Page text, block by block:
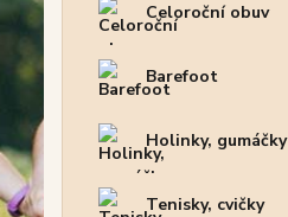
Celoroční obuv
Barefoot
Holinky, gumáčky
Tenisky, cvičky